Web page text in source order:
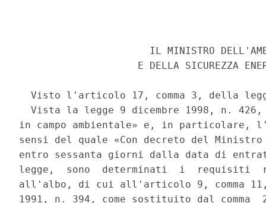
IL MINISTRO
E DELLA SICUREZZA
Visto l'articolo 17, comma 3, della
Vista la legge 9 dicembre 1998, n.
in campo ambientale» e, in particolare,
sensi del quale «Con decreto del
entro sessanta giorni dalla data di
legge,  sono  determinati  i  requisiti
all'albo, di cui all'articolo 9, comma
1991, n. 394, come sostituito dal